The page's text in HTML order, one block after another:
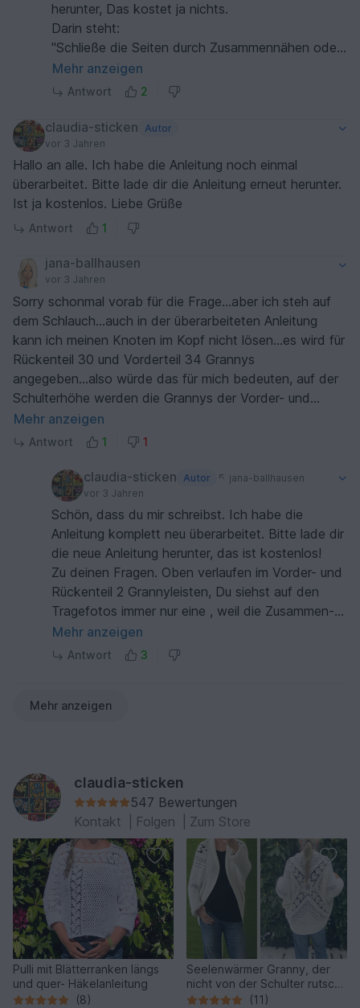
herunter, Das kostet ja nichts.
Darin steht:
"Schließe die Seiten durch Zusammennähen oder
zusammen häkeln.
Aber Achtung: das Vorderteil ist durch die
Rückenteil. Das ist Absicht. Das Rückenteil soll
etwas länger sein, das sitzt dann besser. Beim
Zusammen-Nähen (UNTER dem Arm) wird das
Vorderteil etwas in die Länge gezogen, so dass
es unten wieder mit dem Rückenteil gleichauf
kommt."
zusammen nähen oder häkeln kann.
Ich kann mir nicht ganz erklären, auf welchem
Foto du ein Muster zwischen den Seiten gesehen
hast. Magst du mir das Foto schicken? (oder auf
welcher Seite der Anleitung finde ich es.
Jedenfalls kommt kein Muster zwischen die
Seiten.
Viel Spaß beim Häkeln
LG Claudia
Mehr anzeigen
Antwort 2
claudia-sticken
Autor
vor 3 Jahren
Hallo an alle. Ich habe die Anleitung noch einmal
überarbeitet. Bitte lade dir die Anleitung erneut herunter.
Ist ja kostenlos. Liebe Grüße
Antwort 1
jana-ballhausen
vor 3 Jahren
Sorry schonmal vorab für die Frage...aber ich steh auf
dem Schlauch...auch in der überarbeiteten Anleitung
kann ich meinen Knoten im Kopf nicht lösen...es wird für
Rückenteil 30 und Vorderteil 34 Grannys
angegeben...also würde das für mich bedeuten, auf der
Schulterhöhe werden die Grannys der Vorder- und
Rückseite miteinander verbunden. Auf deinen
Tragebildern und vor allem beim Bild des
Grannys, als ob sich Vorder- und Rückenteil die Grannys
der Oberseite teilen. In der Anleitung erklärst du die
Verbreiterung aber auch so, dass je 4 Grannys, also
insgesamt 8 vonnöten sind, was wieder für 2 Reihen
Grannys auf der Schulterseite steht....ich bin dir jetzt
schon dankbar für die Auflösung meines Knotens im
Kopf.....übrigens.....ich liebe die Jacke jetzt
schon...danke für diese tolle Anleitung
Mehr anzeigen
Antwort 1 1
claudia-sticken Autor
jana-ballhausen
vor 3 Jahren
Schön, dass du mir schreibst. Ich habe die
Anleitung komplett neu überarbeitet. Bitte lade dir
die neue Anleitung herunter, das ist kostenlos!
Zu deinen Fragen. Oben verlaufen im Vorder- und
Rückenteil 2 Grannyleisten, Du siehst auf den
Tragefotos immer nur eine , weil die Zusammen-
Näh
-Kante direkt oben auf der Schulter verläuft. Sie
du noch weitere Fragen hast, schreibe eine Mail
Mehr anzeigen
Antwort 3
Mehr anzeigen
claudia-sticken
547 Bewertungen
Kontakt
Folgen Zum Store
Pulli mit Blätterranken längs
und quer- Häkelanleitung
(8)
Seelenwärmer Granny, der
nicht von der Schulter rutscht
- Häkelanleitung
(11)